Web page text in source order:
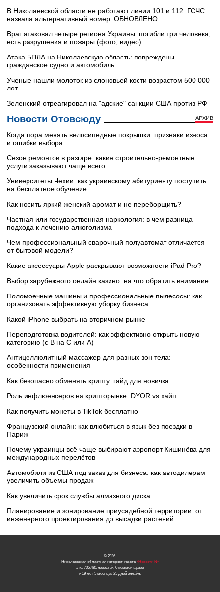
В Николаевской области не работают линии 101 и 112: ГСЧС
назвала альтернативный номер. ОБНОВЛЕНО
Враг атаковал четыре региона Украины: погибли три человека,
есть разрушения и пожары (фото, видео)
Атака БПЛА на Николаевскую область: повреждены
гражданское судно и автомобиль
Ученые нашли молоток из слоновьей кости возрастом 500 000
лет
Зеленский отреагировал на "адские" санкции США против РФ
Новости Отовсюду АРХИВ
Когда пора менять велосипедные покрышки: признаки износа
и ошибки выбора
Сезон ремонтов в разгаре: какие строительно-ремонтные
услуги заказывают чаще всего
Университеты Чехии: как украинскому абитуриенту поступить
на бесплатное обучение
Как носить яркий женский аромат и не переборщить?
Частная или государственная наркология: в чем разница
подхода к лечению алкоголизма
Чем профессиональный сварочный полуавтомат отличается
от бытовой модели?
Какие аксессуары Apple раскрывают возможности iPad Pro?
Выбор зарубежного онлайн казино: на что обратить внимание
Поломоечные машины и профессиональные пылесосы: как
организовать эффективную уборку бизнеса
Какой iPhone выбрать на вторичном рынке
Переподготовка водителей: как эффективно открыть новую
категорию (с B на C или А)
Антицеллюлитный массажер для разных зон тела:
особенности применения
Как безопасно обменять крипту: гайд для новичка
Роль инфлюенсеров на крипторынке: DYOR vs хайп
Как получить монеты в TikTok бесплатно
Французский онлайн: как влюбиться в язык без поездки в
Париж
Почему украинцы всё чаще выбирают аэропорт Кишинёва для
международных перелётов
Автомобили из США под заказ для бизнеса: как автодилерам
увеличить объемы продаж
Как увеличить срок службы алмазного диска
Планирование и зонирование приусадебной территории: от
инженерного проектирования до высадки растений
© 2026.
Николаевская областная интернет-газета «Новости N»
это: 705,481 новостей, 0 комментариев
и 19 лет 5 месяцев 25 дней онлайн.